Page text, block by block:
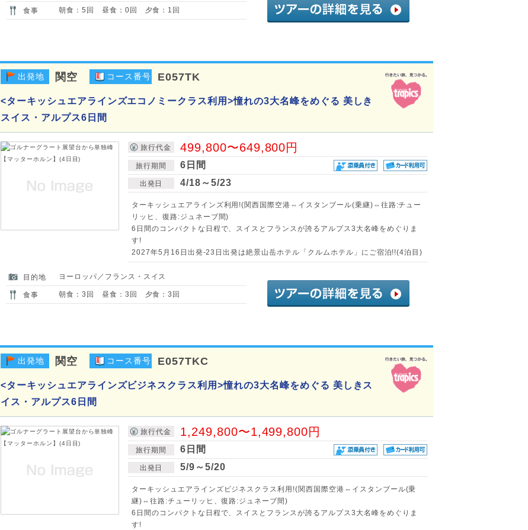
食事 朝食：5回 昼食：0回 夕食：1回
出発地 関空 コース番号 E057TK
<ターキッシュエアラインズエコノミークラス利用>憧れの3大名峰をめぐる 美しき
スイス・アルプス6日間
旅行代金 499,800〜649,800円
旅行期間 6日間
出発日 4/18～5/23
ターキッシュエアラインズ利用!(関西国際空港⇔イスタンブール(乗継)⇔往路:チュー
リッヒ、復路:ジュネーブ間)
6日間のコンパクトな日程で、スイスとフランスが誇るアルプス3大名峰をめぐりま
す!
2027年5月16日出発-23日出発は絶景山岳ホテル「クルムホテル」にご宿泊!!(4泊目)
目的地 ヨーロッパ／フランス・スイス
食事 朝食：3回 昼食：3回 夕食：3回
出発地 関空 コース番号 E057TKC
<ターキッシュエアラインズビジネスクラス利用>憧れの3大名峰をめぐる 美しきス
イス・アルプス6日間
旅行代金 1,249,800〜1,499,800円
旅行期間 6日間
出発日 5/9～5/20
ターキッシュエアラインズビジネスクラス利用!(関西国際空港⇔イスタンブール(乗
継)⇔往路:チューリッヒ、復路:ジュネーブ間)
6日間のコンパクトな日程で、スイスとフランスが誇るアルプス3大名峰をめぐりま
す!